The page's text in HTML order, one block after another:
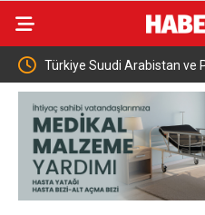
ve Pakistan Arasında Ortak